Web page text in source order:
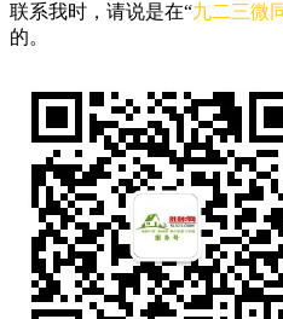
联系我时，请说是在“九二三微
的。